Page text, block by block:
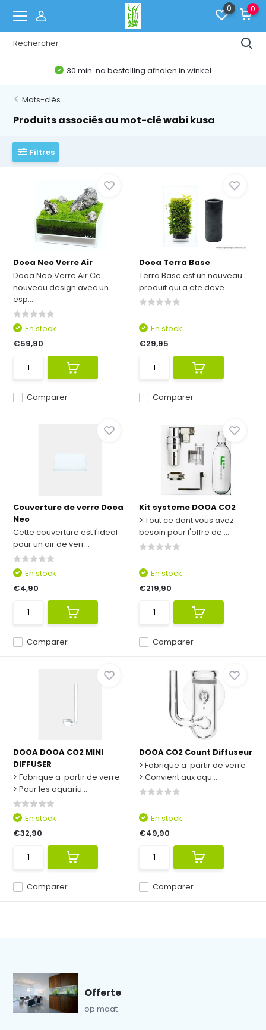
0 0
30 min. na bestelling afhalen in winkel
Mots-clés
Produits associés au mot-clé wabi kusa
Filtres
Dooa Neo Verre Air
Dooa Neo Verre Air Ce
nouveau design avec un
esp...
Comparer
En stock
€59,90
Dooa Terra Base
Terra Base est un nouveau
produit qui a ete deve...
Comparer
En stock
€29,95
Couverture de verre Dooa
Neo
Cette couverture est l'ideal
pour un air de verr...
Comparer
En stock
€4,90
Kit systeme DOOA CO2
> Tout ce dont vous avez
besoin pour l'offre de ...
Comparer
En stock
€219,90
DOOA DOOA CO2 MINI
DIFFUSER
> Fabrique a partir de verre
> Pour les aquariu...
Comparer
En stock
€32,90
DOOA CO2 Count Diffuseur
> Fabrique a partir de verre
> Convient aux aqu...
Comparer
En stock
€49,90
Offerte
op maat